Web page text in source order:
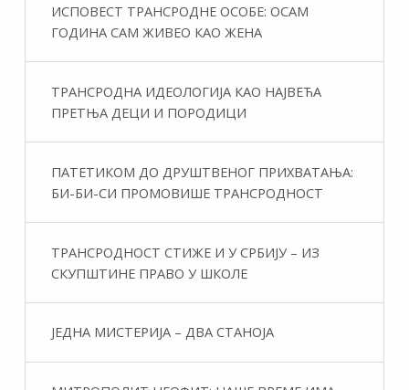
ИСПОВЕСТ ТРАНСРОДНЕ ОСОБЕ: ОСАМ
ГОДИНА САМ ЖИВЕО КАО ЖЕНА
ТРАНСРОДНА ИДЕОЛОГИЈА КАО НАЈВЕЋА
ПРЕТЊА ДЕЦИ И ПОРОДИЦИ
ПАТЕТИКОМ ДО ДРУШТВЕНОГ ПРИХВАТАЊА:
БИ-БИ-СИ ПРОМОВИШЕ ТРАНСРОДНОСТ
ТРАНСРОДНОСТ СТИЖЕ И У СРБИЈУ – ИЗ
СКУПШТИНЕ ПРАВО У ШКОЛЕ
ЈЕДНА МИСТЕРИЈА – ДВА СТАНОЈА